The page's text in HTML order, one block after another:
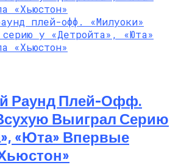
Раунд Плей-Офф.
Выиграл Серию
«Юта» Впервые